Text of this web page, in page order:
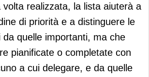
volta realizzata, la lista aiuterà a
di priorità e a distinguere le
quelle importanti, ma che
pianificate o completate con
a cui delegare, e da quelle